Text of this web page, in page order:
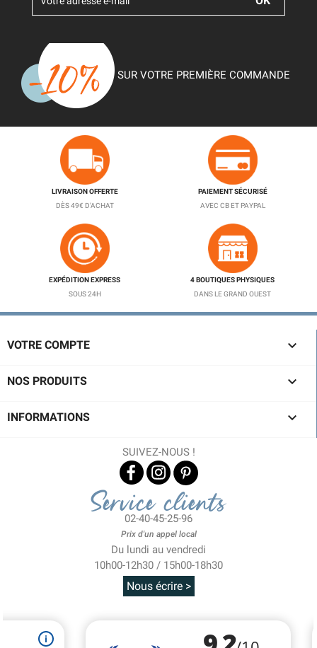
SUR VOTRE PREMIÈRE COMMANDE
LIVRAISON OFFERTE
DÈS 49€ D'ACHAT
PAIEMENT SÉCURISÉ
AVEC CB ET PAYPAL
EXPÉDITION EXPRESS
SOUS 24H
4 BOUTIQUES PHYSIQUES
DANS LE GRAND OUEST
VOTRE COMPTE 
NOS PRODUITS 
INFORMATIONS 
SUIVEZ-NOUS !
Service clients
02-40-45-25-96
Prix d'un appel local
Du lundi au vendredi
10h00-12h30 / 15h00-18h30
Nous écrire >